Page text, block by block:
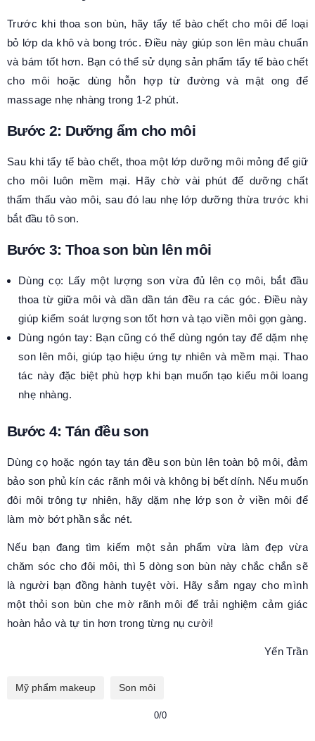
Trước khi thoa son bùn, hãy tẩy tế bào chết cho môi để loại
bỏ lớp da khô và bong tróc. Điều này giúp son lên màu chuẩn
và bám tốt hơn. Bạn có thể sử dụng sản phẩm tẩy tế bào chết
cho môi hoặc dùng hỗn hợp từ đường và mật ong để
massage nhẹ nhàng trong 1-2 phút.
Bước 2: Dưỡng ẩm cho môi
Sau khi tẩy tế bào chết, thoa một lớp dưỡng môi mỏng để giữ
cho môi luôn mềm mại. Hãy chờ vài phút để dưỡng chất
thẩm thấu vào môi, sau đó lau nhẹ lớp dưỡng thừa trước khi
bắt đầu tô son.
Bước 3: Thoa son bùn lên môi
Dùng cọ: Lấy một lượng son vừa đủ lên cọ môi, bắt đầu
thoa từ giữa môi và dần dần tán đều ra các góc. Điều này
giúp kiểm soát lượng son tốt hơn và tạo viền môi gọn gàng.
Dùng ngón tay: Bạn cũng có thể dùng ngón tay để dặm nhẹ
son lên môi, giúp tạo hiệu ứng tự nhiên và mềm mại. Thao
tác này đặc biệt phù hợp khi bạn muốn tạo kiểu môi loang
nhẹ nhàng.
Bước 4: Tán đều son
Dùng cọ hoặc ngón tay tán đều son bùn lên toàn bộ môi, đảm
bảo son phủ kín các rãnh môi và không bị bết dính. Nếu muốn
đôi môi trông tự nhiên, hãy dặm nhẹ lớp son ở viền môi để
làm mờ bớt phần sắc nét.
Nếu bạn đang tìm kiếm một sản phẩm vừa làm đẹp vừa
chăm sóc cho đôi môi, thì 5 dòng son bùn này chắc chắn sẽ
là người bạn đồng hành tuyệt vời. Hãy sắm ngay cho mình
một thỏi son bùn che mờ rãnh môi để trải nghiệm cảm giác
hoàn hảo và tự tin hơn trong từng nụ cười!
Yến Trần
Mỹ phẩm makeup Son môi
0/0